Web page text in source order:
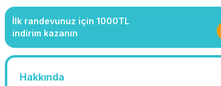
İlk randevunuz için 1000TL
indirim kazanın
Hakkında